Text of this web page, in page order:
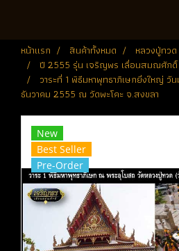
หน้าแรก สินค้าทั้งหมด
หลวงปู่ทว
ปี 2555 รุ่น เจริญพร เลื่อนสมณศักดิ์
วาระที่ 1 พิธีมหาพุทธาภิเษกยิ่งใหญ่ วั
ธันวาคม 2555 ณ วัดพะโคะ จ.สงขลา
New
Best Seller
Pre-Order